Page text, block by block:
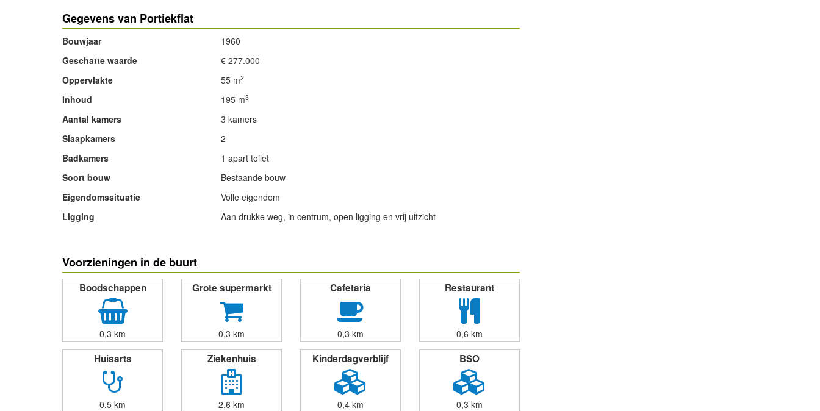
Gegevens van Portiekflat
Bouwjaar
1960
Geschatte waarde
€ 277.000
Oppervlakte
55 m2
Inhoud 195 m3
Aantal kamers
3 kamers
Slaapkamers
2
Badkamers
1 apart toilet
Soort bouw
Bestaande bouw
Eigendomssituatie
Volle eigendom
Ligging
Aan drukke weg, in centrum, open ligging en vrij uitzicht
Voorzieningen in de buurt
Boodschappen
0,3 km
Grote supermarkt
0,3 km
Cafetaria
0,3 km
Restaurant
0,6 km
Huisarts
0,5 km
Ziekenhuis
2,6 km
Kinderdagverblijf
0,4 km
BSO
0,3 km